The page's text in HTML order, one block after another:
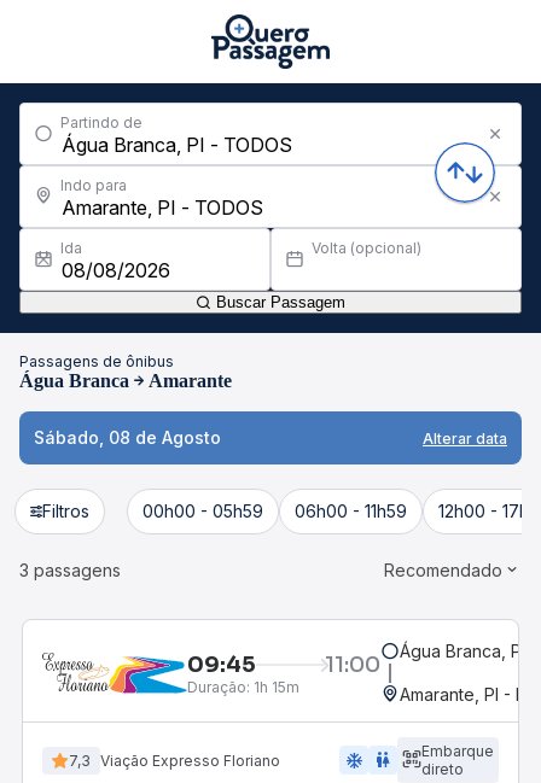
Partindo de
Indo para
Ida Volta (opcional)
Buscar Passagem
Passagens de ônibus
Água Branca Amarante
Sábado, 08 de Agosto Alterar data
Filtros 00h00 - 05h59 06h00 - 11h59 12h00 -
3 passagens Recomendado
09:45 11:00
Duração: 1h 15m
Água Branca, PI
Amarante, PI -
7,3 Viação Expresso Floriano ac_unit wc
Embarque
direto